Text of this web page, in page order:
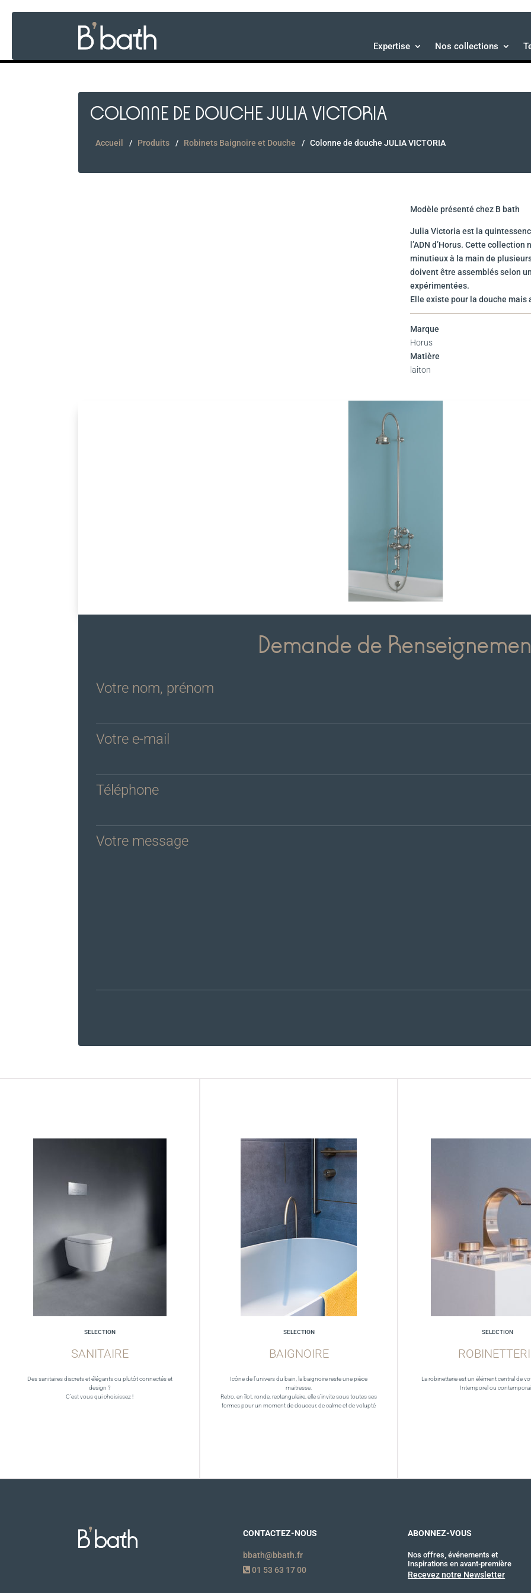
Expertise Nos collections
COLONNE DE DOUCHE JULIA VICTORIA
Accueil Produits Robinets Baignoire et Douche Colonne de douche JULIA VICTORIA
Modèle présenté chez B bath
Julia Victoria est la
l’ADN d’Horus. Cette
minutieux à la main de
doivent être assemblés selon
expérimentées.
Elle existe pour la douche mais
Marque
Horus
Matière
laiton
Demande de
Votre nom, prénom
Votre e-mail
Téléphone
Votre message
SELECTION
SANITAIRE
Des sanitaires discrets et élégants ou plutôt connectés et
design ?
C’est vous qui choisissez !
SELECTION
BAIGNOIRE
Icône de l’univers du bain, la baignoire reste une pièce
maitresse.
Retro, en îlot, ronde, rectangulaire, elle s’invite sous toutes ses
formes pour un moment de douceur, de calme et de volupté
SELECTION
La robinetterie est un élément central de
Intemporel ou
CONTACTEZ-NOUS
bbath@bbath.fr
01 53 63 17 00
ABONNEZ-VOUS
Nos offres, événements et
Inspirations en avant-première
Recevez notre Newsletter